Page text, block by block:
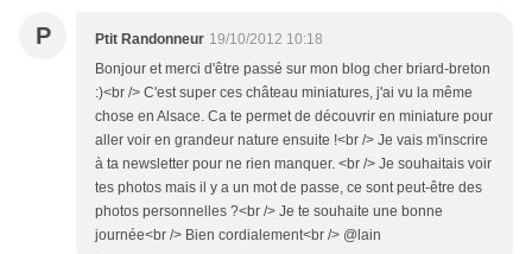
P Ptit Randonneur 19/10/2012 10:18
Bonjour et merci d'être passé sur mon blog cher briard-breton
:)<br /> C'est super ces château miniatures, j'ai vu la même
chose en Alsace. Ca te permet de découvrir en miniature pour
aller voir en grandeur nature ensuite !<br /> Je vais m'inscrire
à ta newsletter pour ne rien manquer. <br /> Je souhaitais voir
tes photos mais il y a un mot de passe, ce sont peut-être des
photos personnelles ?<br /> Je te souhaite une bonne
journée<br /> Bien cordialement<br /> @lain